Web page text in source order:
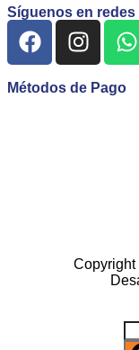
Síguenos en
Métodos de Pago
Copyright